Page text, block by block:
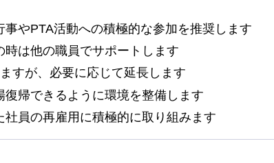
やPTA活動への積極的な参加を推奨します
は他の職員でサポートします
すが、必要に応じて延長します
帰できるように環境を整備します
員の再雇用に積極的に取り組みます